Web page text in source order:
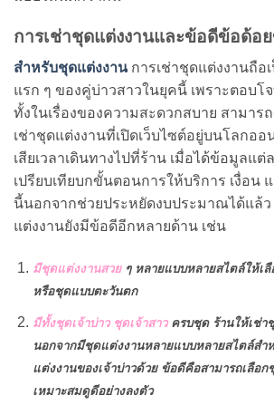
การเช่าชุดแต่งงานและข้อดีข้อด้อ
สำหรับชุดแต่งงานการเช่าชุดแต่งงานถือ
แรก ๆ ของคู่บ่าวสาวในยุคนี้ เพราะตอบโ
ทั้งในเรื่องของความสะดวกสบาย สามาร
เช่าชุดแต่งงานที่เปิดเว็บไซต์อยู่บนโลกออ
เสียเวลาเดินทางไปที่ร้าน เมื่อได้ข้อมูลแ
เปรียบเทียบกขั้นตอนการให้บริการ เงื่อน
นี้นอกจากช่วยประหยัดงบประมาณได้แล้ว
แต่งงานยังมีข้อดีอีกหลายด้าน เช่น
มีชุดแต่งงานสวยๆ หลายแบบหลายสไตล์ให้เลื
หรือชุดแบบตะวันตก
มีทั้งชุดเจ้าบ่าว ชุดเจ้าสาวครบชุด ร้านให้เช่า
นอกจากมีชุดแต่งงานหลายแบบหลายสไตล์สำ
แต่งงานของเจ้าบ่าวด้วย ข้อดีคือสามารถเลือก
เหมาะสมดูดีอย่างลงตัว